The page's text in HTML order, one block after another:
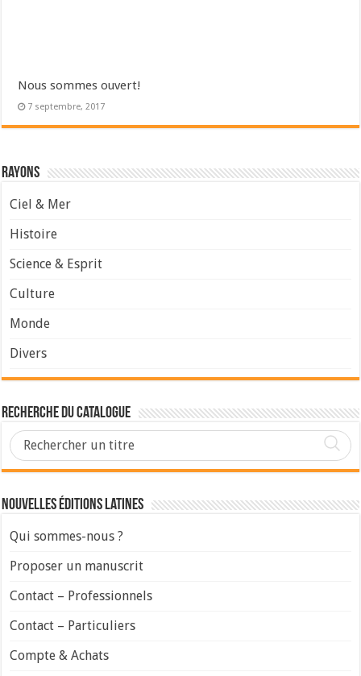
Nous sommes ouvert!
7 septembre, 2017
Rayons
Ciel & Mer
Histoire
Science & Esprit
Culture
Monde
Divers
Recherche du Catalogue
Nouvelles Éditions Latines
Qui sommes-nous ?
Proposer un manuscrit
Contact – Professionnels
Contact – Particuliers
Compte & Achats